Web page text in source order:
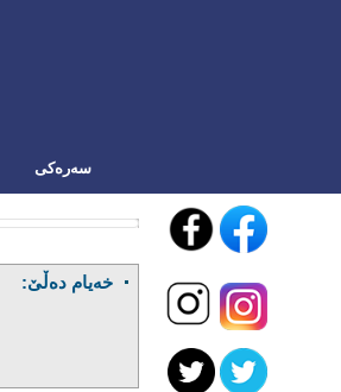
سه‌ره‌کی
خەیام دەڵێ: